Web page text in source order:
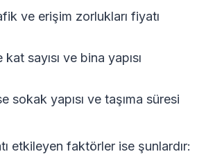
ve erişim zorlukları fiyatı
sayısı ve bina yapısı
sokak yapısı ve taşıma süresi
etkileyen faktörler ise şunlardır: